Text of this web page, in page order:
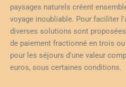
paysages naturels créent
voyage inoubliable. Pour faciliter
diverses solutions sont
de paiement fractionné en trois
pour les séjours d'une valeur
euros, sous certaines conditions.